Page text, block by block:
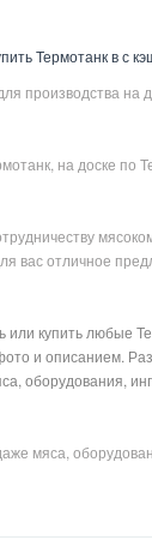
Термотанк в с
производства на
на доске по
вас отличное
купить любые
и описанием.
оборудования,
мяса,